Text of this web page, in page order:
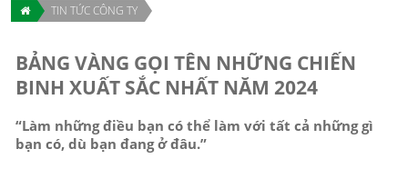
TIN TỨC CÔNG TY
BẢNG VÀNG GỌI TÊN NHỮNG CHIẾN
BINH XUẤT SẮC NHẤT NĂM 2024
“Làm những điều bạn có thể làm với tất cả những gì
bạn có, dù bạn đang ở đâu.”